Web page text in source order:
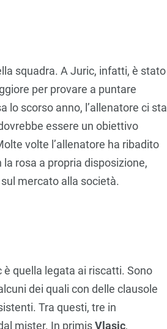
squadra. A Juric, infatti, è stato
per provare a puntare
lo scorso anno, l’allenatore ci sta
essere un obiettivo
volte l’allenatore ha ribadito
rosa a propria disposizione,
mercato alla società.
è quella legata ai riscatti. Sono
dei quali con delle clausole
Tra questi, tre in
mister. In primisVlasic,